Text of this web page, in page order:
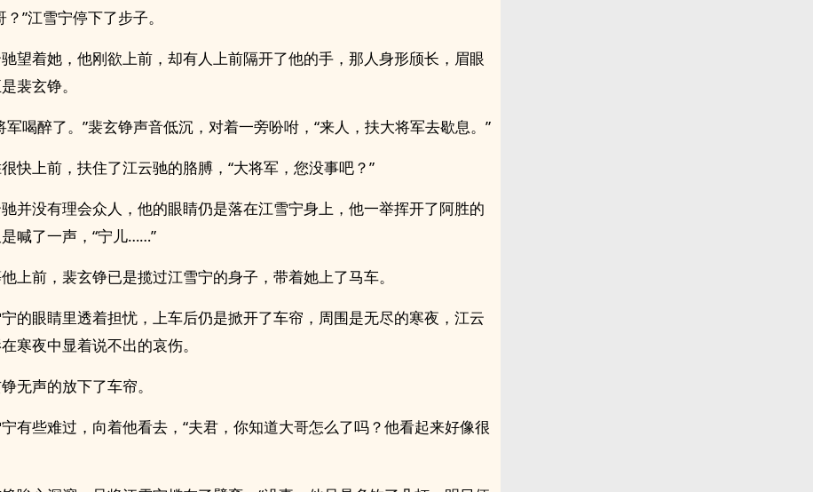
？”江雪宁停下了步子。
望着她，他刚欲上前，却有人上前隔开了他的手，那人身形颀长，眉眼
裴玄铮。
军喝醉了。”裴玄铮声音低沉，对着一旁吩咐，“来人，扶大将军去歇息。”
快上前，扶住了江云驰的胳膊，“大将军，您没事吧？”
并没有理会众人，他的眼睛仍是落在江雪宁身上，他一举挥开了阿胜的
喊了一声，“宁儿……”
上前，裴玄铮已是揽过江雪宁的身子，带着她上了马车。
的眼睛里透着担忧，上车后仍是掀开了车帘，周围是无尽的寒夜，江云
寒夜中显着说不出的哀伤。
无声的放下了车帘。
有些难过，向着他看去，“夫君，你知道大哥怎么了吗？他看起来好像很